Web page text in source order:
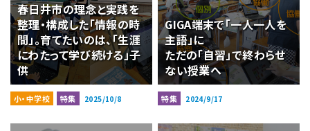
春日井市の理念と実践を
整理・構成した「情報の時
間」。育てたいのは、「生涯
にわたって学び続ける」子
供
小・中学校 特集 2025/10/8
GIGA端末で「一人一人を
主語」に
ただの「自習」で終わらせ
ない授業へ
特集 2024/9/17